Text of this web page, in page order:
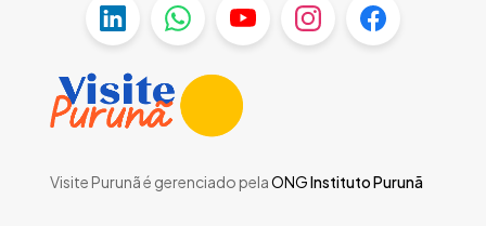
Visite Purunã é gerenciado pelaONGInstituto Purunã